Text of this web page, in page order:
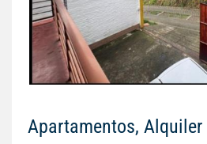
Apartamentos, Alquiler